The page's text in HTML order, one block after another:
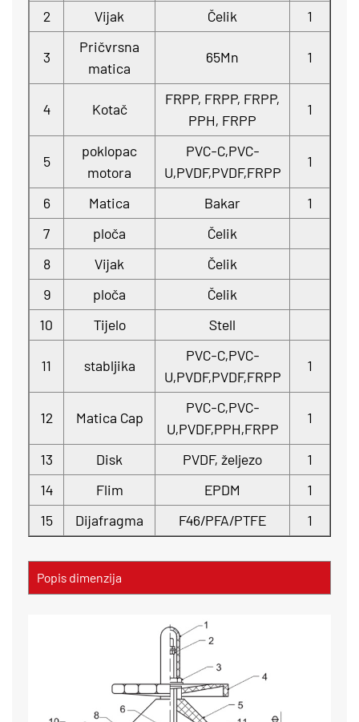
2 Vijak Čelik 1
3
Pričvrsna
matica
65Mn 1
4 Kotač
FRPP, FRPP, FRPP,
PPH, FRPP
1
5
poklopac
motora
PVC-C,PVC-
U,PVDF,PVDF,FRPP
1
6 Matica Bakar
1
7
ploča
Čelik
8
Vijak
Čelik
9
ploča
Čelik
10
Tijelo Stell
11 stabljika
PVC-C,PVC-
U,PVDF,PVDF,FRPP
1
12 Matica Cap
PVC-C,PVC-
U,PVDF,PPH,FRPP
1
13 Disk PVDF, željezo
1
14
Flim EPDM
1
15
Dijafragma F46/PFA/PTFE 1
Popis dimenzija